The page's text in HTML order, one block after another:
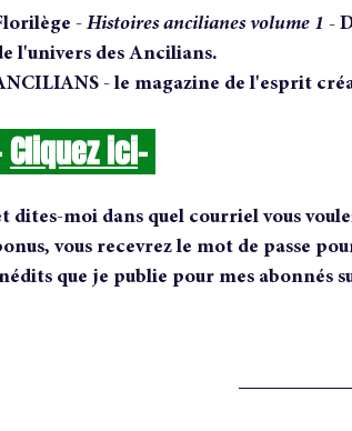
- Histoires ancilianes volume 1 -
l'univers des Ancilians.
- le magazine de l'esprit
Cliquez ici-
dites-moi dans quel courriel vous
vous recevrez le mot de passe
que je publie pour mes abonnés